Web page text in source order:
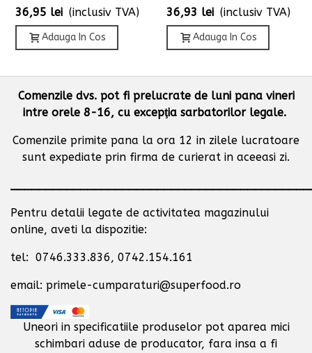
36,95 lei (inclusiv TVA)
Adauga In Cos
36,93 lei (inclusiv TVA)
Adauga In Cos
Comenzile dvs. pot fi prelucrate de luni pana vineri
intre orele 8-16, cu excepţia sarbatorilor legale.
Comenzile primite pana la ora 12 in zilele lucratoare
sunt expediate prin firma de curierat in aceeasi zi.
Pentru detalii legate de activitatea magazinului
online, aveti la dispozitie:
tel: 0746.333.836, 0742.154.161
email: primele-cumparaturi@superfood.ro
Uneori in specificatiile produselor pot aparea mici
schimbari aduse de producator, fara insa a fi